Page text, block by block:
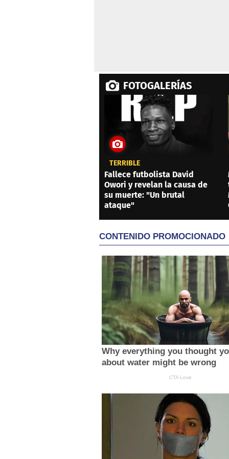
FOTOGALERÍAS
TERRIBLE
Fallece futbolista David
Owori y revelan la causa de
su muerte: "Un brutal
ataque"